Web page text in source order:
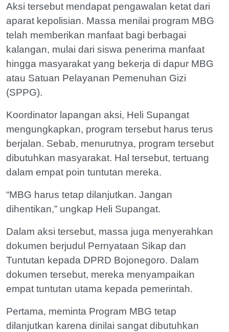
Aksi tersebut mendapat pengawalan ketat dari
aparat kepolisian. Massa menilai program MBG
telah memberikan manfaat bagi berbagai
kalangan, mulai dari siswa penerima manfaat
hingga masyarakat yang bekerja di dapur MBG
atau Satuan Pelayanan Pemenuhan Gizi
(SPPG).
Koordinator lapangan aksi, Heli Supangat
mengungkapkan, program tersebut harus terus
berjalan. Sebab, menurutnya, program tersebut
dibutuhkan masyarakat. Hal tersebut, tertuang
dalam empat poin tuntutan mereka.
“MBG harus tetap dilanjutkan. Jangan
dihentikan,” ungkap Heli Supangat.
Dalam aksi tersebut, massa juga menyerahkan
dokumen berjudul Pernyataan Sikap dan
Tuntutan kepada DPRD Bojonegoro. Dalam
dokumen tersebut, mereka menyampaikan
empat tuntutan utama kepada pemerintah.
Pertama, meminta Program MBG tetap
dilanjutkan karena dinilai sangat dibutuhkan